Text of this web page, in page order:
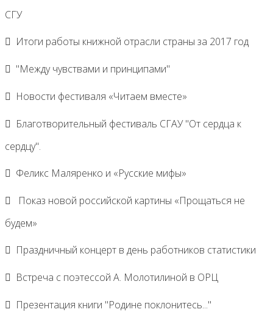
СГУ
Итоги работы книжной отрасли страны за 2017 год
"Между чувствами и принципами"
Новости фестиваля «Читаем вместе»
Благотворительный фестиваль СГАУ "От сердца к
сердцу".
Феликс Маляренко и «Русские мифы»
Показ новой российской картины «Прощаться не
будем»
Праздничный концерт в день работников статистики
Встреча с поэтессой А. Молотилиной в ОРЦ
Презентация книги "Родине поклонитесь..."